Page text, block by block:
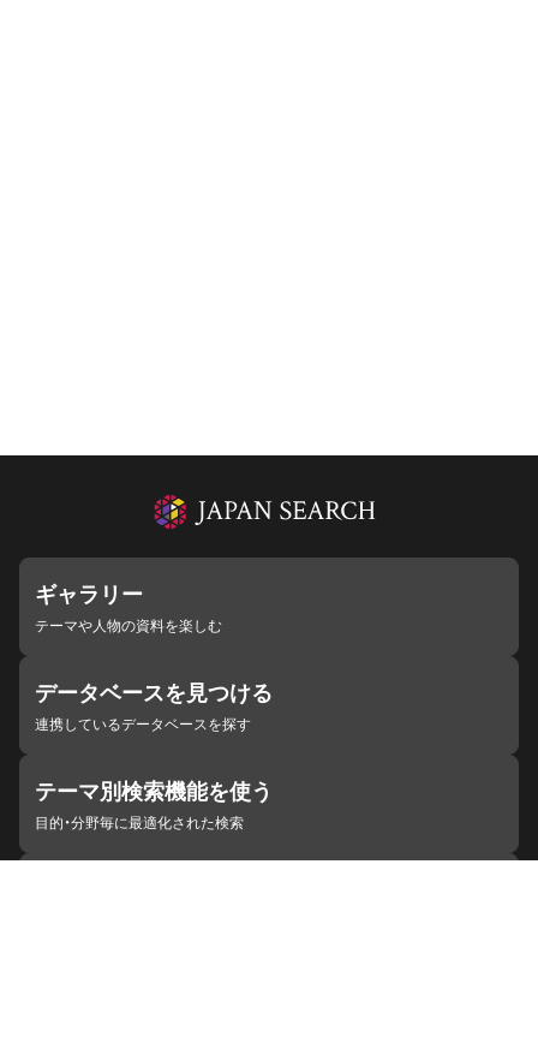
ギャラリー
テーマや人物の資料を楽しむ
データベースを見つける
連携しているデータベースを探す
テーマ別検索機能を使う
目的・分野毎に最適化された検索